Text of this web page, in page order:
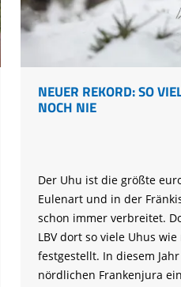
Leuzismus
Naturschauspiel
Vogel des Jahres
Die häufigsten Wintervögel
Die wichtigsten Zugvögel
Die wichtigsten Alpenvögel
Die wichtigsten Wasservögel
Leicht verwechselbar
Blühflächen anlegen
Rechtliches zum naturnahen
Gärtnern ohne Torf
Gefahren durch Feuer
Feuersalamander - praktische
Schutzmaßnahmen
Richtiges Verhalten bei
Geocaching:
Mulchen
Fledermaus gefunden
Igel gefunden
Umweltstation
Außenstelle
Schulgarten-
NEUER REKORD: SO
NOCH NIE
Der Uhu ist die größte
Eulenart und in der
schon immer verbreitet.
LBV dort so viele Uhus
festgestellt. In diesem
nördlichen Frankenjura